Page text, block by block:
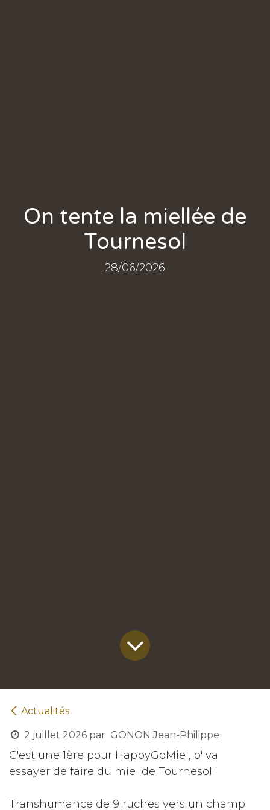
On tente la miellée de
Tournesol
28/06/2026
Actualités
2 juillet 2026 par GONON Jean-Philippe
C'est une 1ère pour HappyGoMiel, o' va
essayer de faire du miel de Tournesol !
Transhumance de 9 ruches vers un champ